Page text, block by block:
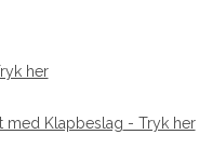
her
med Klapbeslag - Tryk her